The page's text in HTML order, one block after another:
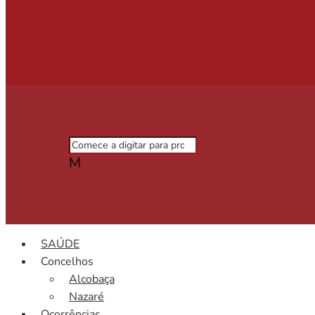
M
SAÚDE
Concelhos
Alcobaça
Nazaré